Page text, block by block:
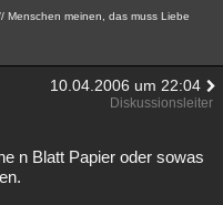
Menschen meinen, das muss Liebe
10.04.2006 um 22:04
Diskussionsleiter
n Blatt Papier oder sowas